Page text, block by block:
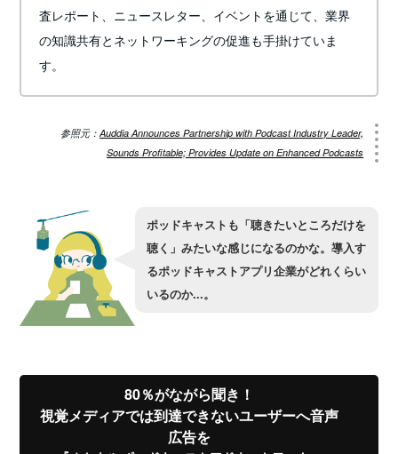
査レポート、ニュースレター、イベントを通じて、業界
の知識共有とネットワーキングの促進も手掛けていま
す。
参照元：Auddia Announces Partnership with Podcast Industry Leader,
Sounds Profitable; Provides Update on Enhanced Podcasts
ポッドキャストも「聴きたいところだけを
聴く」みたいな感じになるのかな。導入す
るポッドキャストアプリ企業がどれくらい
いるのか...。
80％がながら聞き！
視覚メディアでは到達できないユーザーへ音声
広告を